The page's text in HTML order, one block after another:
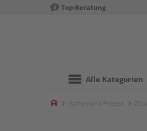
Top-Beratung
Alle Kategorien
Home